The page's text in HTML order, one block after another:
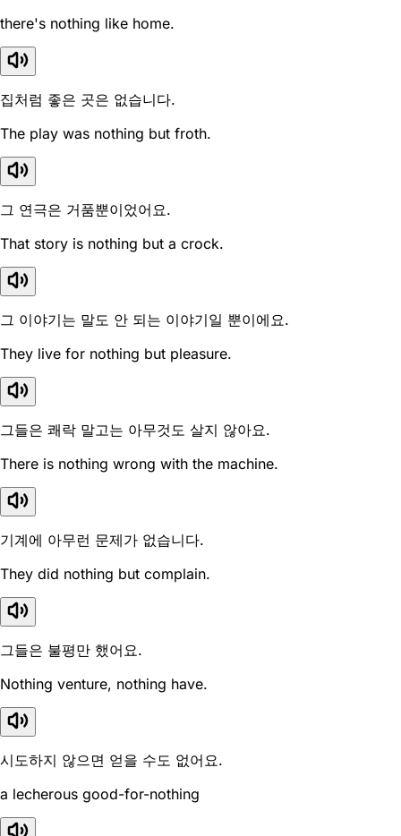
there's nothing like home.
집처럼 좋은 곳은 없습니다.
The play was nothing but froth.
그 연극은 거품뿐이었어요.
That story is nothing but a crock.
그 이야기는 말도 안 되는 이야기일 뿐이에요.
They live for nothing but pleasure.
그들은 쾌락 말고는 아무것도 살지 않아요.
There is nothing wrong with the machine.
기계에 아무런 문제가 없습니다.
They did nothing but complain.
그들은 불평만 했어요.
Nothing venture, nothing have.
시도하지 않으면 얻을 수도 없어요.
a lecherous good-for-nothing